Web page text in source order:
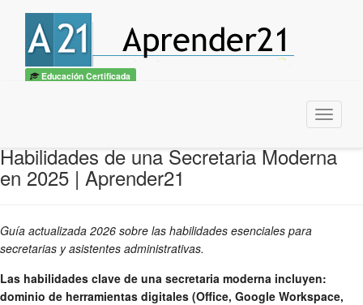
Educación Certificada
Menu
Habilidades de una Secretaria Moderna
en 2025 | Aprender21
Guía actualizada 2026 sobre las habilidades esenciales para
secretarias y asistentes administrativas.
Las habilidades clave de una secretaria moderna incluyen:
dominio de herramientas digitales (Office, Google Workspace,